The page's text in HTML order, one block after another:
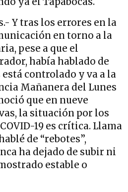
Y tras los errores en la
en torno a la
pese a que el
había hablado de
controlado y va a la
Mañanera del Lunes
que en nueve
la situación por los
19 es crítica. Llama
de “rebotes”,
ha dejado de subir ni
estable o